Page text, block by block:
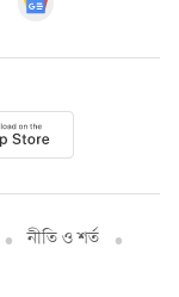
নীতি ও শর্ত